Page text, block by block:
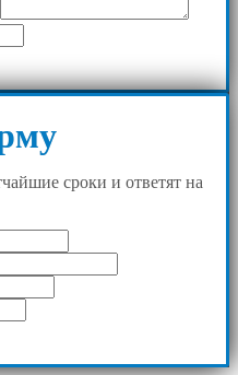
сроки и ответят на